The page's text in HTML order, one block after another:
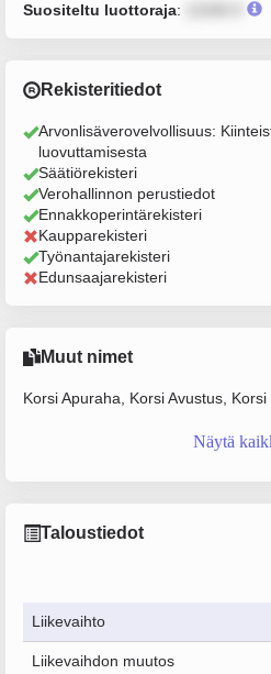
Suositeltu luottoraja:
Rekisteritiedot
Arvonlisäverovelvollisuus:
luovuttamisesta
Säätiörekisteri
Verohallinnon perustiedot
Ennakkoperintärekisteri
Kaupparekisteri
Työnantajarekisteri
Edunsaajarekisteri
Muut nimet
Korsi Apuraha, Korsi Avustus,
Näytä
Taloustiedot
Liikevaihto
Liikevaihdon muutos